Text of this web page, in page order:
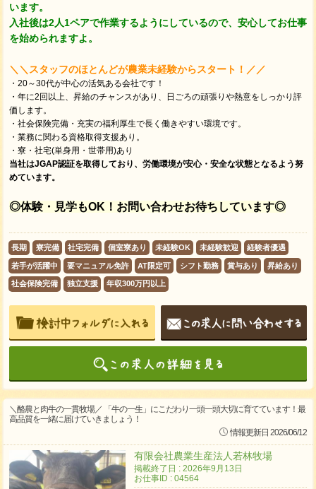
います。
入社後は2人1ペアで作業するようにしているので、安心してお仕事
を始められますよ。
＼＼スタッフのほとんどが農業未経験からスタート！／／
・20～30代が中心の活気ある会社です！
・年に2回以上、昇給のチャンスがあり、日ごろの頑張りや熱意をしっかり評
価します。
・社会保険完備・充実の福利厚生で長く働きやすい環境です。
・業務に関わる資格取得支援あり。
・寮・社宅(単身用・世帯用)あり
当社はJGAP認証を取得しており、労働環境が安心・安全な状態となるよう努
めています。
◎体験・見学もOK！お問い合わせお待ちしています◎
長期 寮完備 社宅完備 個室寮あり 未経験OK 未経験歓迎 経験者優遇
若手が活躍中 要マニュアル免許 AT限定可 シフト勤務 賞与あり 昇給あり
社会保険完備 独立支援 年収300万円以上
＼酪農と肉牛の一貫牧場／ 「牛の一生」にこだわり一頭一頭大切に育てています！最
高品質を一緒に届けていきましょう！
情報更新日 2026/06/12
有限会社農業生産法人若林牧場
掲載終了日 : 2026年9月13日
お仕事ID : 04564